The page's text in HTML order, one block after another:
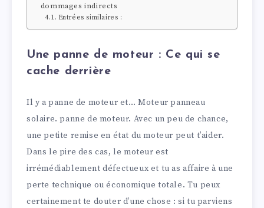
dommages indirects
Entrées similaires :
Une panne de moteur : Ce qui se
cache derrière
Il y a panne de moteur et… Moteur panneau
solaire. panne de moteur. Avec un peu de chance,
une petite remise en état du moteur peut t’aider.
Dans le pire des cas, le moteur est
irrémédiablement défectueux et tu as affaire à une
perte technique ou économique totale. Tu peux
certainement te douter d’une chose : si tu parviens